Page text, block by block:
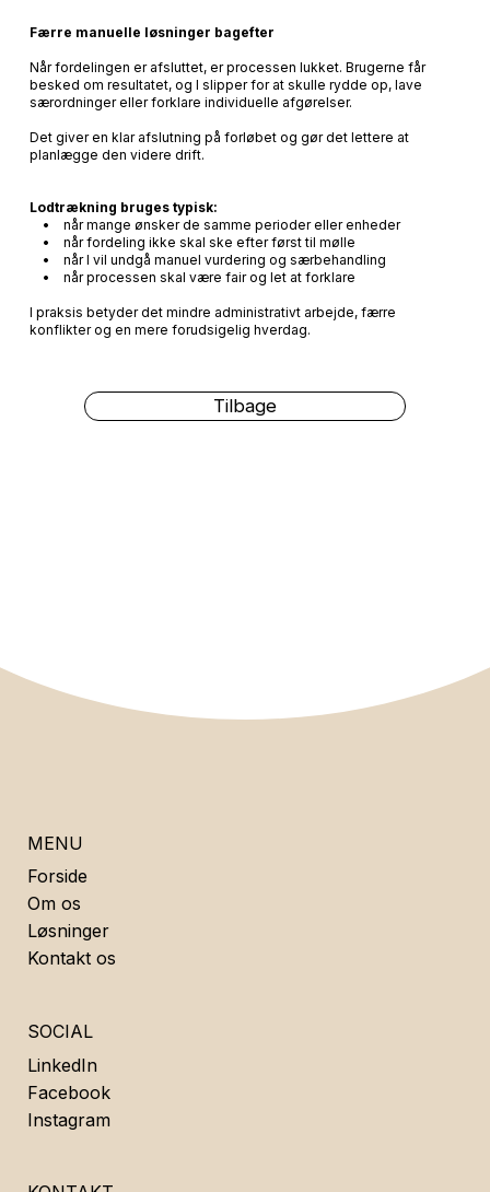
Færre manuelle løsninger bagefter
Når fordelingen er afsluttet, er processen lukket. Brugerne får
besked om resultatet, og I slipper for at skulle rydde op, lave
særordninger eller forklare individuelle afgørelser.
Det giver en klar afslutning på forløbet og gør det lettere at
planlægge den videre drift.
Lodtrækning bruges typisk:
• når mange ønsker de samme perioder eller enheder
• når fordeling ikke skal ske efter først til mølle
• når I vil undgå manuel vurdering og særbehandling
• når processen skal være fair og let at forklare
I praksis betyder det mindre administrativt arbejde, færre
konflikter og en mere forudsigelig hverdag.
Tilbage
MENU
Forside
Om os
Løsninger
Kontakt os
SOCIAL
LinkedIn
Facebook
Instagram